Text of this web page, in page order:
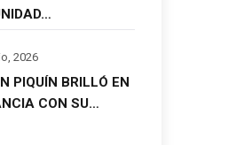
2026
PIQUÍN BRILLÓ EN
CON SU…